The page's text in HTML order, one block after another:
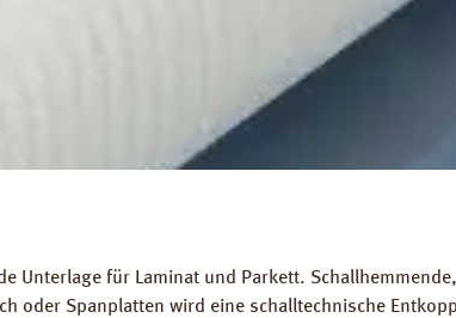
Unterlage für Laminat und Parkett. Schallhemmende,
oder Spanplatten wird eine schalltechnische